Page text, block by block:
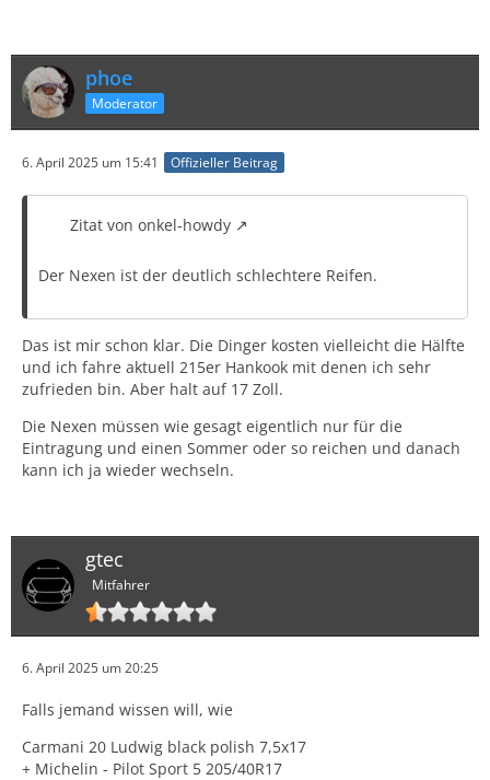
phoe
Moderator
6. April 2025 um 15:41 Offizieller Beitrag
Zitat von onkel-howdy
Der Nexen ist der deutlich schlechtere Reifen.
Das ist mir schon klar. Die Dinger kosten vielleicht die Hälfte
und ich fahre aktuell 215er Hankook mit denen ich sehr
zufrieden bin. Aber halt auf 17 Zoll.
Die Nexen müssen wie gesagt eigentlich nur für die
Eintragung und einen Sommer oder so reichen und danach
kann ich ja wieder wechseln.
gtec
Mitfahrer
6. April 2025 um 20:25
Falls jemand wissen will, wie
Carmani 20 Ludwig black polish 7,5x17
+ Michelin - Pilot Sport 5 205/40R17